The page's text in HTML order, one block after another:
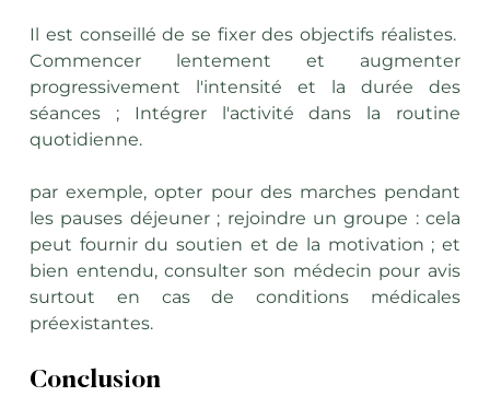
Il est conseillé de se fixer des objectifs réalistes.
Commencer lentement et augmenter
progressivement l'intensité et la durée des
séances ; Intégrer l'activité dans la routine
quotidienne.
par exemple, opter pour des marches pendant
les pauses déjeuner ; rejoindre un groupe : cela
peut fournir du soutien et de la motivation ; et
bien entendu, consulter son médecin pour avis
surtout en cas de conditions médicales
préexistantes.
Conclusion